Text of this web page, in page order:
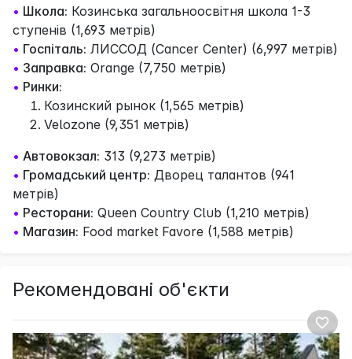
• Школа: Козинська загальноосвітня школа 1-3
ступенів (1,693 метрів)
• Госпіталь: ЛИССОД (Cancer Center) (6,997 метрів)
• Заправка: Orange (7,750 метрів)
• Ринки:
Козинский рынок (1,565 метрів)
Velozone (9,351 метрів)
• Автовокзал: 313 (9,273 метрів)
• Громадський центр: Дворец талантов (941
метрів)
• Ресторани: Queen Country Club (1,210 метрів)
• Магазин: Food market Favore (1,588 метрів)
Рекомендовані об'єкти